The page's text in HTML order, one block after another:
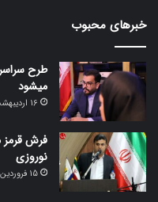
خبرهای محبوب
طرح
میشود
16 اردیبهشت 1403
فرش قرمز
نوروزی
15 فروردین 1403